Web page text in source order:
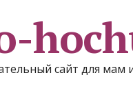
сайт для мам